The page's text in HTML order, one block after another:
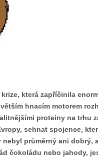
která zapříčinila
hnacím motorem
proteiny na trhu
sehnat spojence,
průměrný ani dobrý,
čokoládu nebo jahody,